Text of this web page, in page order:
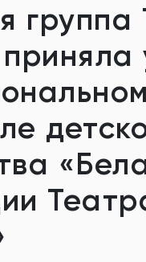
группа